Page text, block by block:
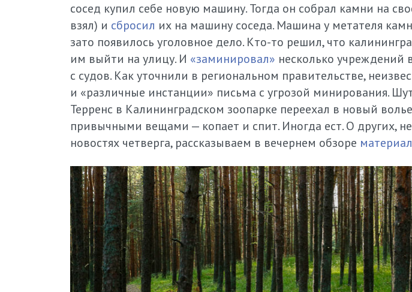
сосед купил себе новую машину. Тогда он собрал камни на
взял) и сбросил их на машину соседа. Машина у метателя
зато появилось уголовное дело. Кто-то решил, что
им выйти на улицу. И «заминировал» несколько учреждений
с судов. Как уточнили в региональном правительстве,
и «различные инстанции» письма с угрозой минирования.
Терренс в Калининградском зоопарке переехал в новый
привычными вещами — копает и спит. Иногда ест. О других,
новостях четверга, рассказываем в вечернем обзоре